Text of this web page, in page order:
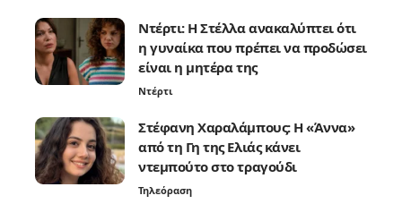
Ντέρτι: Η Στέλλα ανακαλύπτει ότι
η γυναίκα που πρέπει να προδώσει
είναι η μητέρα της
Ντέρτι
Στέφανη Χαραλάμπους: Η «Άννα»
από τη Γη της Ελιάς κάνει
ντεμπούτο στο τραγούδι
Τηλεόραση